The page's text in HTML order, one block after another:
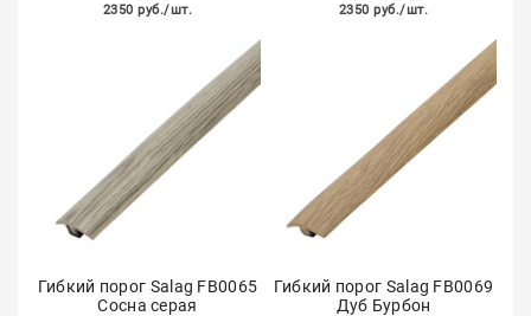
2350 руб./шт. 2350 руб./шт.
Гибкий порог Salag FB0065
Сосна серая
Гибкий порог Salag FB0069
Дуб Бурбон